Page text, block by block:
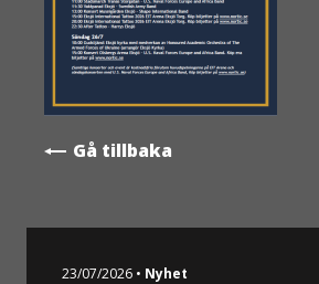
Gå tillbaka
23/07/2026 • Nyhet